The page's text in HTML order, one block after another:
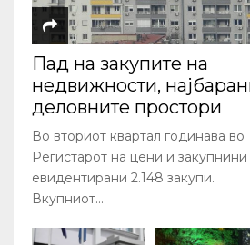
Пад на закупите на
недвижности,
деловните простори
Во вториот квартал годинава во
Регистарот на цени и закупнини
евидентирани 2.148 закупи.
Вкупниот...